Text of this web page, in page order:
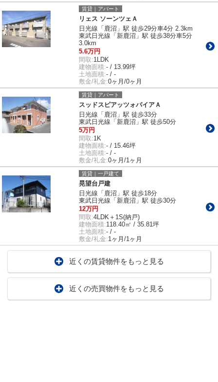
賃貸｜アパート
リェス ソーンツェＡ
日光線「鹿沼」駅 徒歩29分車4分 2.3km
東武日光線「新鹿沼」駅 徒歩38分車5分
3.0km
5.6万円
間取:1LDK
建物面積:- / 13.99坪
土地面積:- / -
敷金/礼金:0ヶ月/0ヶ月
賃貸｜アパート
スッドスピアッツォバイアＡ
日光線「鹿沼」駅 徒歩33分
東武日光線「新鹿沼」駅 徒歩50分
5万円
間取:1K
建物面積:- / 15.46坪
土地面積:- / -
敷金/礼金:0ヶ月/1ヶ月
賃貸｜一戸建て
晃望台戸建
日光線「鹿沼」駅 徒歩18分
東武日光線「新鹿沼」駅 徒歩30分
12万円
間取:4LDK＋1S(納戸)
建物面積:118.40㎡ / 35.81坪
土地面積:- / -
敷金/礼金:1ヶ月/1ヶ月
近くの賃貸物件をもっと見る
近くの売買物件をもっと見る